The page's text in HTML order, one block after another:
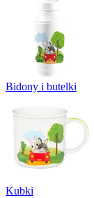
Bidony i butelki
Kubki